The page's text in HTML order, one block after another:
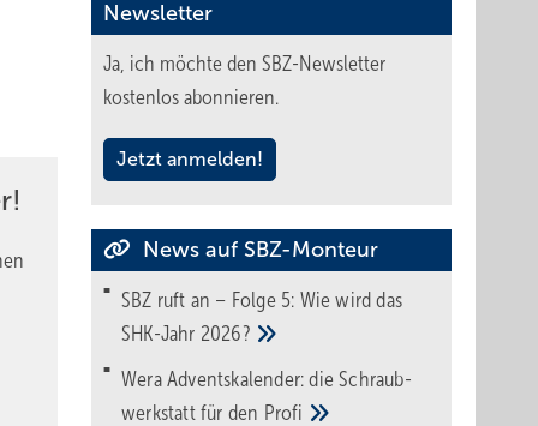
Newsletter
Ja, ich möchte den SBZ-Newsletter
kostenlos abonnieren.
Jetzt anmelden!
News auf SBZ-Monteur
SBZ ruft an – Folge 5: Wie wird das
SHK-Jahr 2026?
Wera Adventskalender: die Schraub­
werk­statt für den Pro­fi